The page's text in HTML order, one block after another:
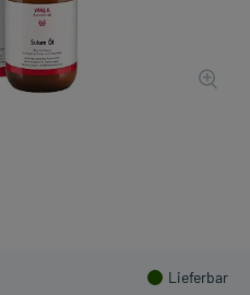
Lieferbar